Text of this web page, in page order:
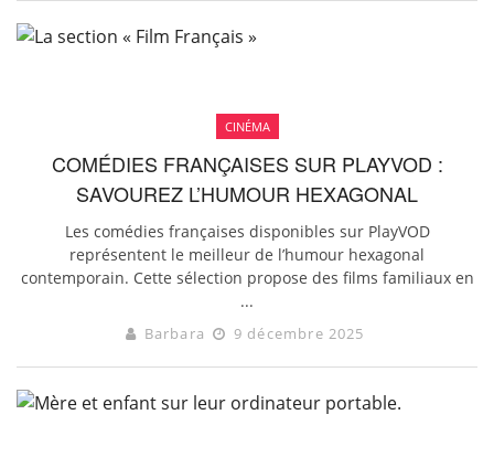
CINÉMA
COMÉDIES FRANÇAISES SUR PLAYVOD :
SAVOUREZ L’HUMOUR HEXAGONAL
Les comédies françaises disponibles sur PlayVOD
représentent le meilleur de l’humour hexagonal
contemporain. Cette sélection propose des films familiaux en
...
Barbara 9 décembre 2025